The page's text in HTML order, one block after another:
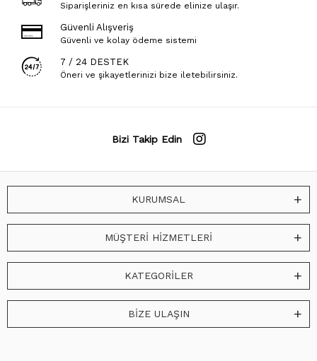
Siparişleriniz en kısa sürede elinize ulaşır.
Güvenli Alışveriş
Güvenli ve kolay ödeme sistemi
7 / 24 DESTEK
Öneri ve şikayetlerinizi bize iletebilirsiniz.
Bizi Takip Edin
KURUMSAL
MÜŞTERİ HİZMETLERİ
KATEGORİLER
BİZE ULAŞIN